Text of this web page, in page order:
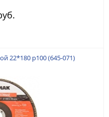
22*180 р100 (645-071)